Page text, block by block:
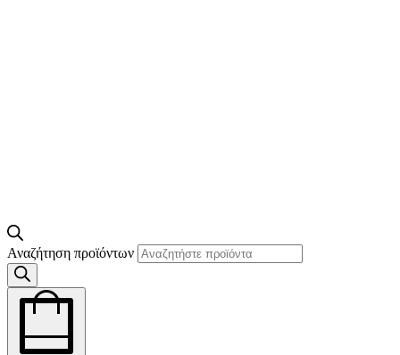
Αναζήτηση προϊόντων